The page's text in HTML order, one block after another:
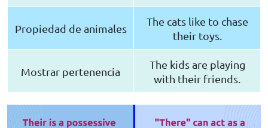
Propiedad de animales
The cats like to chase
their toys.
Mostrar pertenencia
The kids are playing
with their friends.